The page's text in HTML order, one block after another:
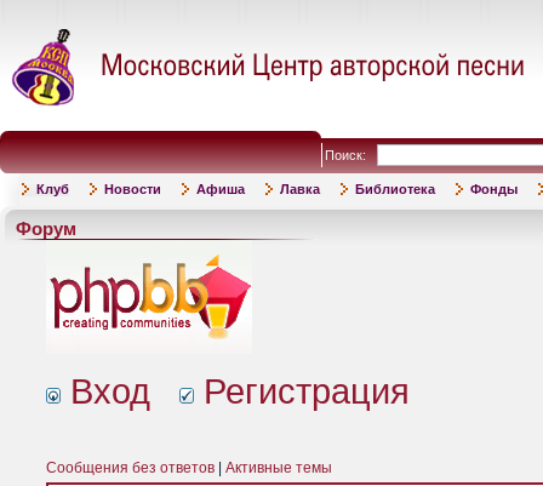
Поиск:
Клуб Новости Афиша Лавка Библиотека Фонды
Форум
Вход Регистрация
Сообщения без ответов Активные темы